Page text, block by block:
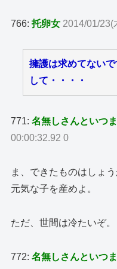
766:托卵女 2014/01/23(
擁護は求めてない
して・・・・
771:名無しさんといつ
00:00:32.92 0
ま、できたものはしょう
元気な子を産めよ。
ただ、世間は冷たいぞ。
772:名無しさんといつ